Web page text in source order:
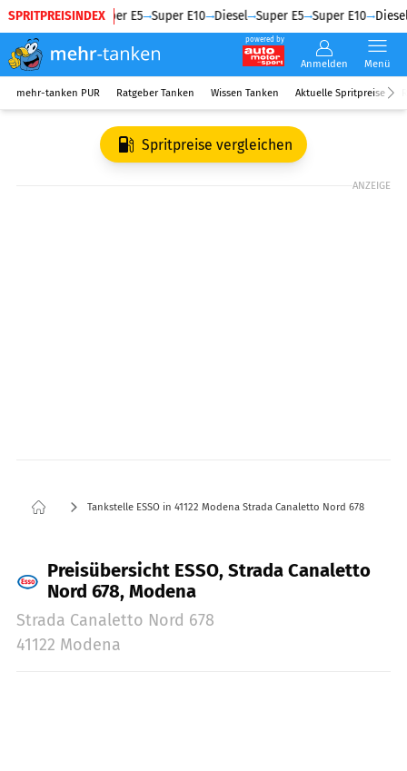
SPRITPREISINDEX
Diesel Super E5 Super E10 Diesel Super E5 Super E10 Diesel
powered by
Anmelden Menü
mehr-tanken PUR Ratgeber Tanken Wissen Tanken Aktuelle Spritpreise
Spritpreise vergleichen
ANZEIGE
Tankstelle ESSO in 41122 Modena Strada Canaletto Nord 678
Preisübersicht ESSO, Strada Canaletto
Nord 678, Modena
Strada Canaletto Nord 678
41122 Modena